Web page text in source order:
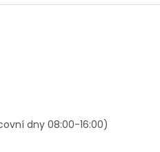
dny 08:00-16:00)